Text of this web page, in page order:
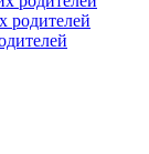
родителей